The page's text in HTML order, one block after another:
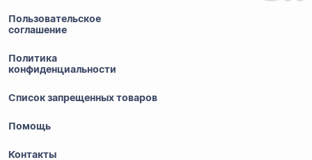
Пользовательское
соглашение
Политика
конфиденциальности
Список запрещенных товаров
Помощь
Контакты